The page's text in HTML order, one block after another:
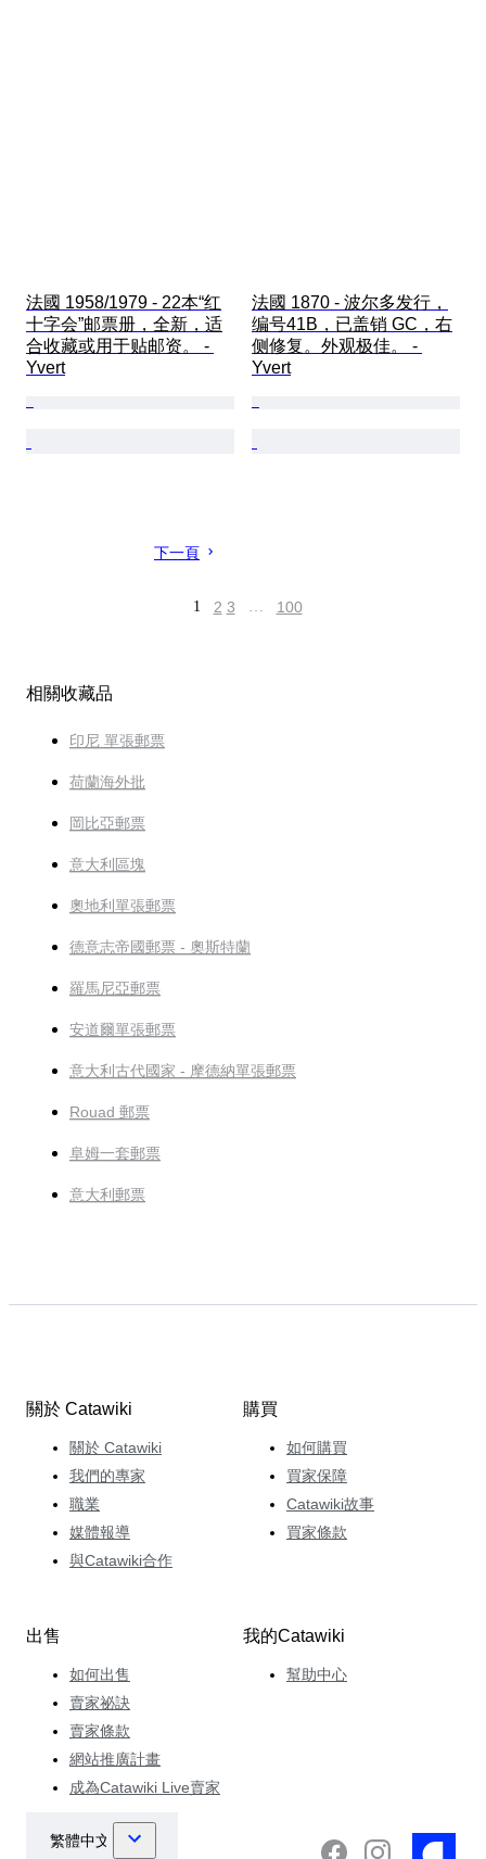
法國 1958/1979 - 22本“红
十字会”邮票册，全新，适
合收藏或用于贴邮资。 -
Yvert
法國 1870 - 波尔多发行，
编号41B，已盖销 GC，右
侧修复。外观极佳。 -
Yvert
下一頁
1 2 3 … 100
相關收藏品
印尼 單張郵票
荷蘭海外批
岡比亞郵票
意大利區塊
奧地利單張郵票
德意志帝國郵票 - 奧斯特蘭
羅馬尼亞郵票
安道爾單張郵票
意大利古代國家 - 摩德納單張郵票
Rouad 郵票
阜姆一套郵票
意大利郵票
關於 Catawiki
關於 Catawiki
我們的專家
職業
媒體報導
與Catawiki合作
購買
如何購買
買家保障
Catawiki故事
買家條款
出售
如何出售
賣家祕訣
賣家條款
網站推廣計畫
成為Catawiki Live賣家
我的Catawiki
幫助中心